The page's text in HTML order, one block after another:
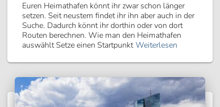
Euren Heimathafen könnt ihr zwar schon länger
setzen. Seit neustem findet ihr ihn aber auch in der
Suche. Dadurch könnt ihr dorthin oder von dort
Routen berechnen. Wie man den Heimathafen
auswählt Setze einen Startpunkt Weiterlesen